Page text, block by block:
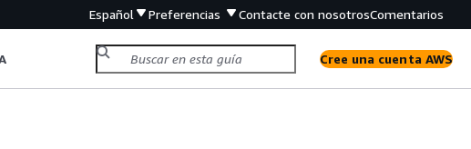
Español Preferencias Contacte con nosotrosComentarios
Cree una cuenta AWS